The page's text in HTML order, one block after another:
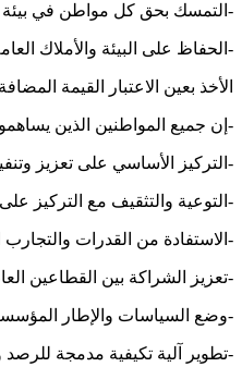
التمسك بحق كل مواطن في بيئة نظيفة وصحية-
الحفاظ على البيئة والأملاك العامة للأجيال الحالية والمقبلة-
الأخذ بعين الاعتبار القيمة
إن جميع المواطنين الذين يساهمون في المشكلة المتنامية يجب أن يكونوا جزءاً من الحل-
الترکیز الأساسي علی تعزیز وتنفیذ مبادئ التخفيف، إعادة الاستخدام، وإعادة التدوير-
التوعية والتثقيف مع التركيز على التخفيف من استهلاك الموارد وتحويل النفايات إلى مورد-
الاستفادة من القدرات والتجارب المحلية القائمة-
تعزيز الشراكة بين القطاعين العام والخاص بما في ذلك عملية إدارة النفايات-
وضع السیاسات والإطار المؤسساتي اللازم-
تطوير آلية تكيفية مدمجة للرصد والتحسين المستمرين للنظام-